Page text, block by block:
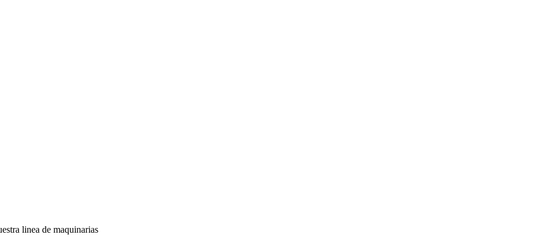
linea de maquinarias